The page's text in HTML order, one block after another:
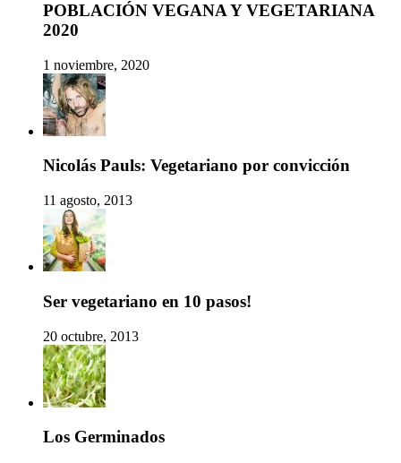
POBLACIÓN VEGANA Y VEGETARIANA
2020
1 noviembre, 2020
Nicolás Pauls: Vegetariano por convicción
11 agosto, 2013
Ser vegetariano en 10 pasos!
20 octubre, 2013
Los Germinados